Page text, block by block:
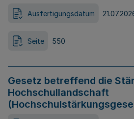
Ausfertigungsdatum
Seite 550
Gesetz betreffend die
Hochschullandschaft